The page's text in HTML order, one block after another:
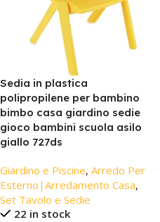
Sedia in plastica
polipropilene per bambino
bimbo casa giardino sedie
gioco bambini scuola asilo
giallo 727ds
Giardino e Piscine, Arredo Per
Esterno|Arredamento Casa,
Set Tavolo e Sedie
22 in stock